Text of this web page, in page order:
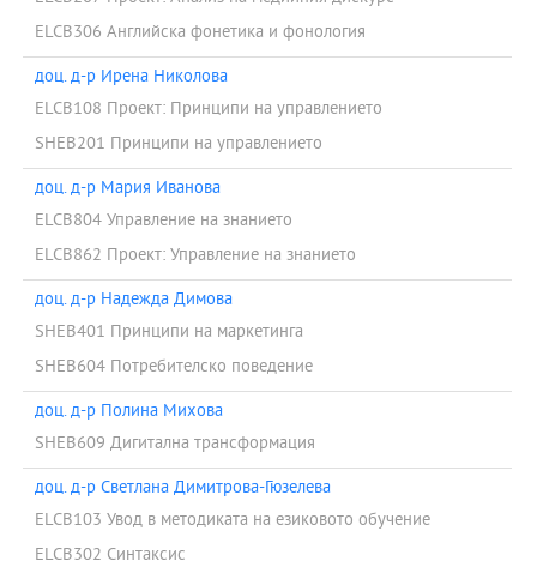
ELCB306 Английска фонетика и фонология
доц. д-р Ирена Николова
ELCB108 Проект: Принципи на управлението
SHEB201 Принципи на управлението
доц. д-р Мария Иванова
ELCB804 Управление на знанието
ELCB862 Проект: Управление на знанието
доц. д-р Надежда Димова
SHEB401 Принципи на маркетинга
SHEB604 Потребителско поведение
доц. д-р Полина Михова
SHEB609 Дигитална трансформация
доц. д-р Светлана Димитрова-Гюзелева
ELCB103 Увод в методиката на езиковото обучение
ELCB302 Синтаксис